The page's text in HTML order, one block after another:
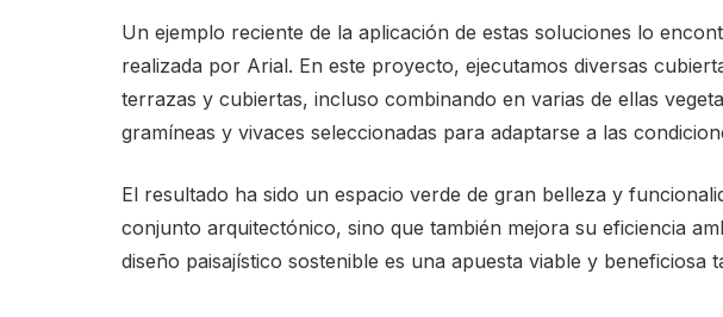
Un ejemplo reciente de la aplicación de estas soluciones lo
realizada por Arial. En este proyecto, ejecutamos diversas
terrazas y cubiertas, incluso combinando en varias de ellas
gramíneas y vivaces seleccionadas para adaptarse a las
El resultado ha sido un espacio verde de gran belleza y
conjunto arquitectónico, sino que también mejora su eficiencia
diseño paisajístico sostenible es una apuesta viable y